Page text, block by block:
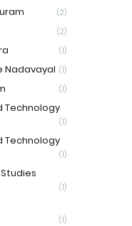
(2)
(2)
(1)
Nadavayal (1)
(1)
Technology
(1)
Technology
(1)
(1)
(1)